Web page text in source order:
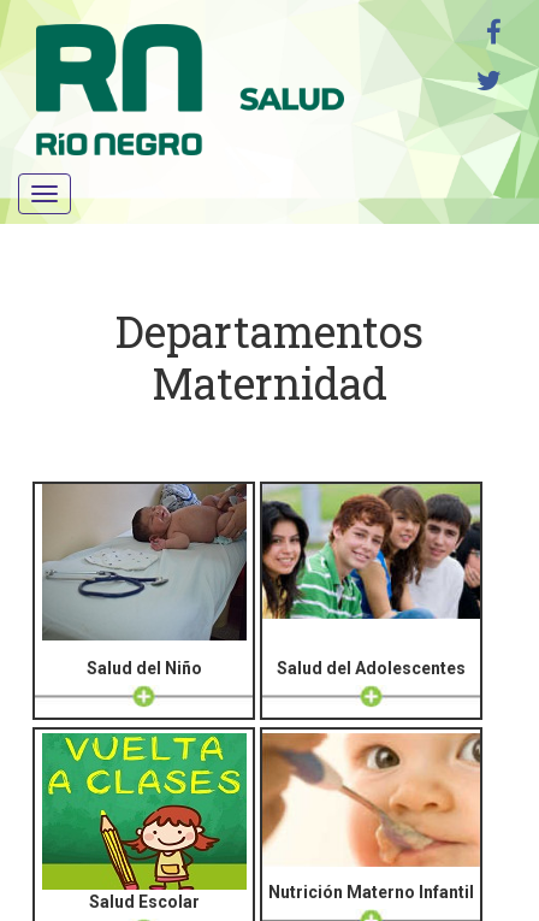
Menú
Departamentos
Maternidad
Salud del Niño Salud del Adolescentes
Salud Escolar Nutrición Materno Infantil